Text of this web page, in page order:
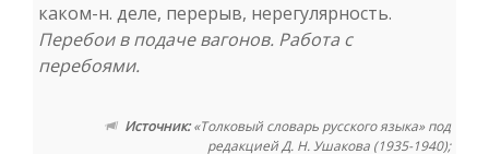
каком-н. деле, перерыв, нерегулярность.
Перебои в подаче вагонов. Работа с
перебоями.
Источник:«Толковый словарь русского языка» под
редакцией Д. Н. Ушакова (1935-1940);